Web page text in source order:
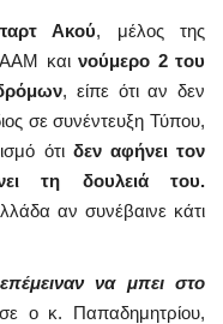
Ακού, μέλος της
καινούμερο 2 του
, είπε ότι αν δεν
σε συνέντευξη Τύπου,
ότι δεν αφήνει τον
τη δουλειά του.
αν συνέβαινε κάτι
να μπει στο
ο κ. Παπαδημητρίου,